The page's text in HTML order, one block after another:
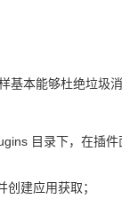
本能够杜绝垃圾消
目录下，在插
创建应用获取；